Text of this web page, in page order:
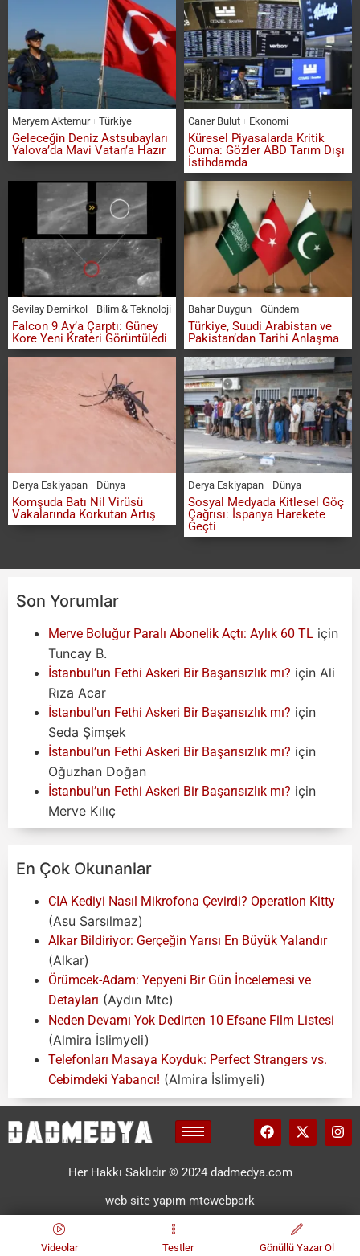
Meryem Aktemur Türkiye
Geleceğin Deniz Astsubayları
Yalova’da Mavi Vatan’a Hazır
Caner Bulut Ekonomi
Küresel Piyasalarda Kritik
Cuma: Gözler ABD Tarım Dışı
İstihdamda
Sevilay Demirkol Bilim & Teknoloji
Falcon 9 Ay’a Çarptı: Güney
Kore Yeni Krateri Görüntüledi
Bahar Duygun Gündem
Türkiye, Suudi Arabistan ve
Pakistan’dan Tarihi Anlaşma
Derya Eskiyapan Dünya
Komşuda Batı Nil Virüsü
Vakalarında Korkutan Artış
Derya Eskiyapan Dünya
Sosyal Medyada Kitlesel Göç
Çağrısı: İspanya Harekete
Geçti
Son Yorumlar
Merve Boluğur Paralı Abonelik Açtı: Aylık 60 TL için
Tuncay B.
İstanbul’un Fethi Askeri Bir Başarısızlık mı? için Ali
Rıza Acar
İstanbul’un Fethi Askeri Bir Başarısızlık mı? için
Seda Şimşek
İstanbul’un Fethi Askeri Bir Başarısızlık mı? için
Oğuzhan Doğan
İstanbul’un Fethi Askeri Bir Başarısızlık mı? için
Merve Kılıç
En Çok Okunanlar
CIA Kediyi Nasıl Mikrofona Çevirdi? Operation Kitty
(Asu Sarsılmaz)
Alkar Bildiriyor: Gerçeğin Yarısı En Büyük Yalandır
(Alkar)
Örümcek-Adam: Yepyeni Bir Gün İncelemesi ve
Detayları (Aydın Mtc)
Neden Devamı Yok Dedirten 10 Efsane Film Listesi
(Almira İslimyeli)
Telefonları Masaya Koyduk: Perfect Strangers vs.
Cebimdeki Yabancı! (Almira İslimyeli)
Her Hakkı Saklıdır © 2024 dadmedya.com
web site yapım mtcwebpark
Videolar Testler Gönüllü Yazar Ol